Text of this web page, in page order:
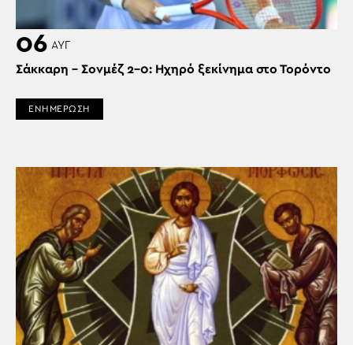
06 ΑΥΓ
Σάκκαρη – Σονμέζ 2-0: Ηχηρό ξεκίνημα στο Τορόντο
ΕΝΗΜΕΡΩΣΗ